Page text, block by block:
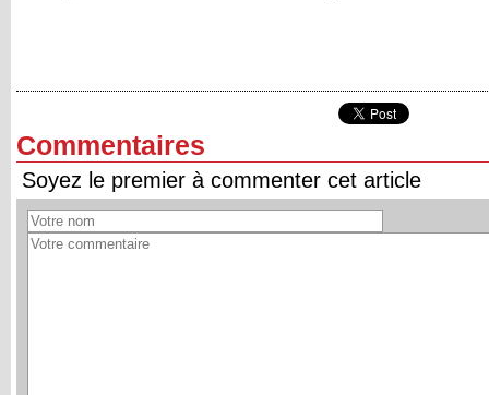
Commentaires
Soyez le premier à commenter cet article